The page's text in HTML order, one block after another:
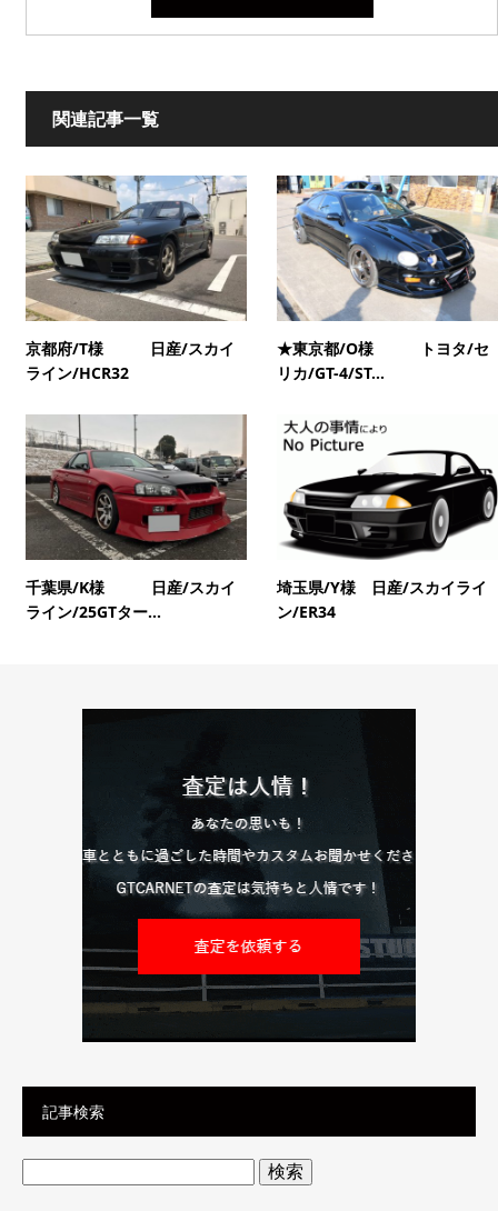
関連記事一覧
京都府/T様 日産/スカイ
ライン/HCR32
★東京都/O様 トヨタ/セ
リカ/GT-4/ST...
千葉県/K様 日産/スカイ
ライン/25GTター...
埼玉県/Y様 日産/スカイライ
ン/ER34
記事検索
検
索: